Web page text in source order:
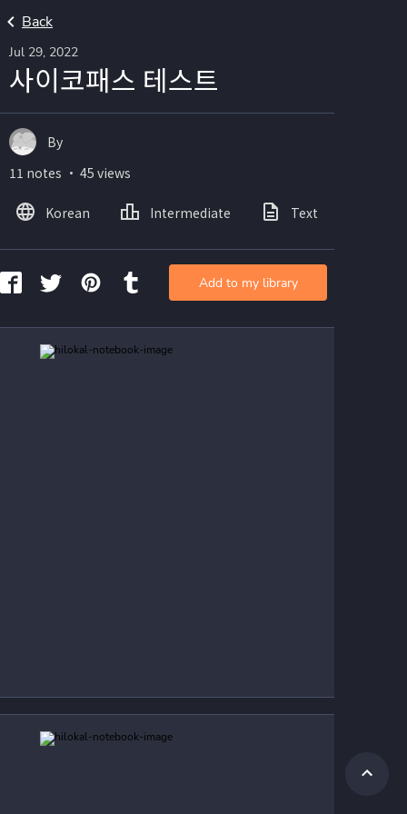
Back
Jul 29, 2022
사이코패스 테스트
By
11 notes ・ 45 views
Korean Intermediate Text
Add to my library